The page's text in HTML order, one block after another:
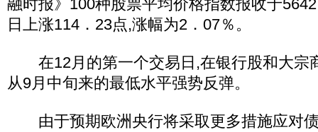
融时报》100种股票平均价格指数报收于
日上涨114．23点,涨幅为2．07％。
在12月的第一个交易日,在银行股和大宗
从9月中旬来的最低水平强势反弹。
由于预期欧洲央行将采取更多措施应对